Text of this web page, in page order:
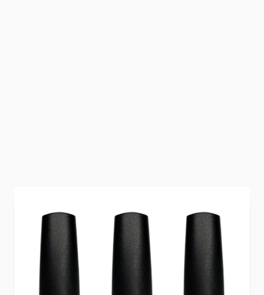
Zacht, warm en subtiel glanzend. De
Rubber
Base Rosy Glow Collection
brengt romantische
roze tinten samen met een verfijnde glow voor
een verzorgde manicure met een luxe